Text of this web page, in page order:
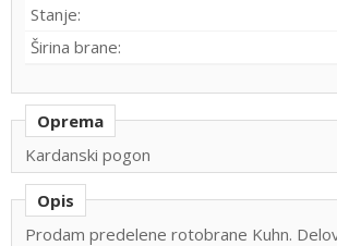
Stanje:
Širina brane:
Oprema
Kardanski pogon
Opis
Prodam predelene rotobrane Kuhn.